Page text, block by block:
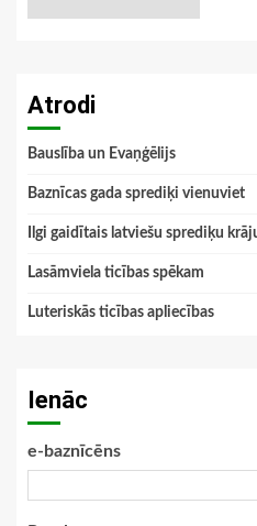
Atrodi
Bauslība un Evaņģēlijs
Baznīcas gada sprediķi vienuviet
Ilgi gaidītais latviešu sprediķu
Lasāmviela ticības spēkam
Luteriskās ticības apliecības
Ienāc
e-baznīcēns